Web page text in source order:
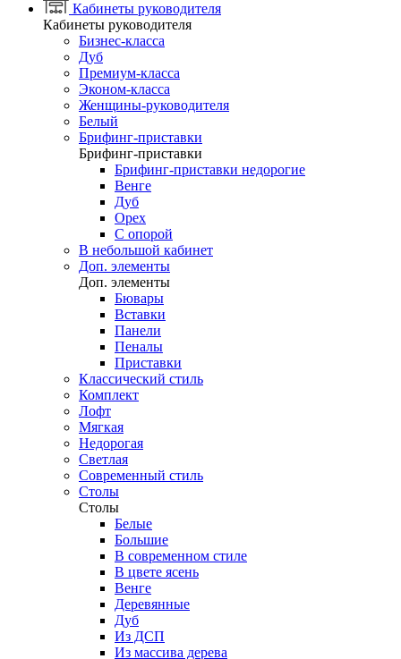
Кабинеты руководителя
Кабинеты руководителя
Бизнес-класса
Дуб
Премиум-класса
Эконом-класса
Женщины-руководителя
Белый
Брифинг-приставки
Брифинг-приставки
Брифинг-приставки недорогие
Венге
Дуб
Орех
С опорой
В небольшой кабинет
Доп. элементы
Доп. элементы
Бювары
Вставки
Панели
Пеналы
Приставки
Классический стиль
Комплект
Лофт
Мягкая
Недорогая
Светлая
Современный стиль
Столы
Столы
Белые
Большие
В современном стиле
В цвете ясень
Венге
Деревянные
Дуб
Из ДСП
Из массива дерева